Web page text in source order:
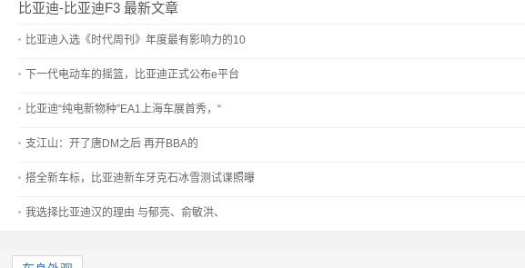
比亚迪-比亚迪F3 最新文章
比亚迪入选《时代周刊》年度最有影响力的10
下一代电动车的摇篮，比亚迪正式公布e平台
比亚迪“纯电新物种”EA1上海车展首秀，“
支江山：开了唐DM之后 再开BBA的
搭全新车标，比亚迪新车牙克石冰雪测试谍照曝
我选择比亚迪汉的理由 与郁亮、俞敏洪、